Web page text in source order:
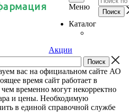
Меню
Каталог
Акции
вас на официальном сайте АО
время сайт работает в
временно могут некорректно
и цены. Необходимую
в единой справочной службе